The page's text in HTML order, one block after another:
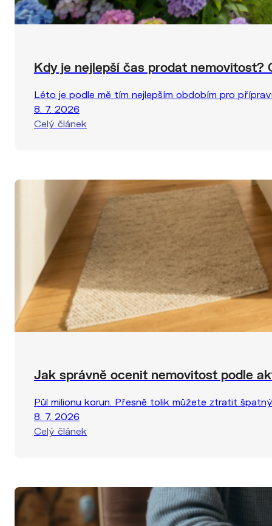
Kdy je nejlepší čas prodat nemovitost?
Léto je podle mě tím nejlepším obdobím pro
8. 7. 2026
Celý článek
Jak správně ocenit nemovitost podle
Půl milionu korun. Přesně tolik můžete ztratit
8. 7. 2026
Celý článek